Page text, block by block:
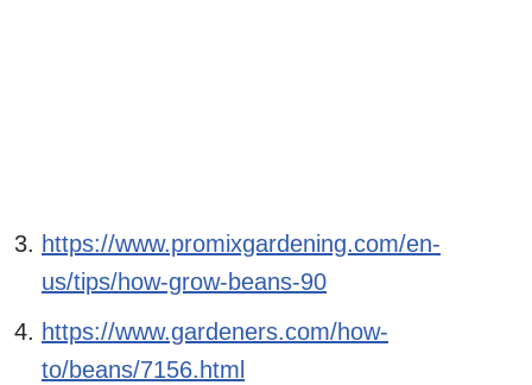
https://www.promixgardening.com/en-
us/tips/how-grow-beans-90
https://www.gardeners.com/how-
to/beans/7156.html